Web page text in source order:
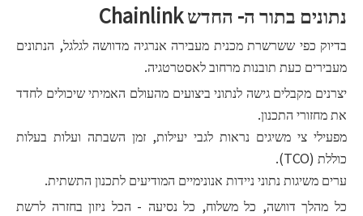
נתונים בתור ה- החדשChainlink
בדיוק כפי ששרשרת מכנית מעבירה אנרגיה מדוושה לגלגל, הנתונים
מעבירים כעת תובנות מרחוב לאסטרטגיה.
יצרנים מקבלים גישה לנתוני ביצועים מהעולם האמיתי שיכולים לחדד
את מחזורי התכנון.
מפעילי צי משיגים נראות לגבי יעילות, זמן השבתה ועלות בעלות
כוללת (TCO).
ערים משיגות נתוני ניידות אנונימיים המודיעים לתכנון התשתית.
כל מהלך דוושה, כל משלוח, כל נסיעה - הכל ניזון בחזרה לרשת